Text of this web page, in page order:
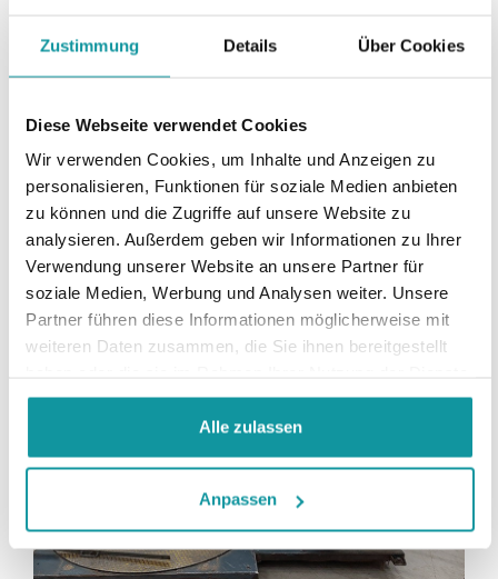
Zustimmung Details Über Cookies
Diese Webseite verwendet Cookies
Wir verwenden Cookies, um Inhalte und Anzeigen zu
personalisieren, Funktionen für soziale Medien anbieten
zu können und die Zugriffe auf unsere Website zu
analysieren. Außerdem geben wir Informationen zu Ihrer
Verwendung unserer Website an unsere Partner für
soziale Medien, Werbung und Analysen weiter. Unsere
Partner führen diese Informationen möglicherweise mit
weiteren Daten zusammen, die Sie ihnen bereitgestellt
gesammelt haben.
Alle zulassen
Anpassen